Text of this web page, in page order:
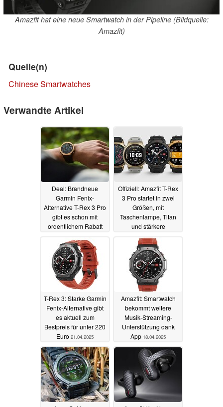
Amazfit hat eine neue Smartwatch in der Pipeline (Bildquelle:
Amazfit)
Quelle(n)
Chinese Smartwatches
Verwandte Artikel
Deal: Brandneue
Garmin Fenix-
Alternative T-Rex 3 Pro
gibt es schon mit
ordentlichem Rabatt
Offiziell: Amazfit T-Rex
3 Pro startet in zwei
Größen, mit
Taschenlampe, Titan
und stärkere
Navigation - und ist ein
Angriff auf die Garmin
Fenix30.08.2025
T-Rex 3: Starke Garmin
Fenix-Alternative gibt
es aktuell zum
Bestpreis für unter 220
Euro 21.04.2025
Amazfit: Smartwatch
bekommt weitere
Musik-Streaming-
Unterstützung dank
App 18.04.2025